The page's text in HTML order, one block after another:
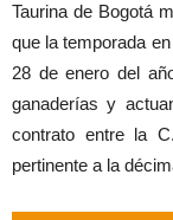
Taurina de Bogotá
que la temporada
28 de enero del
ganaderías y
contrato entre la
pertinente a la